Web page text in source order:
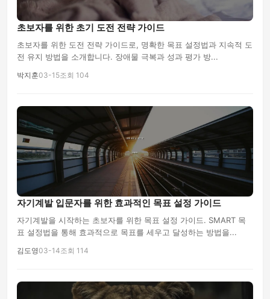
초보자를 위한 초기 도전 전략 가이드
초보자를 위한 도전 전략 가이드로, 명확한 목표 설정법과 지속적 도
전 유지 방법을 소개합니다. 장애물 극복과 성과 평가 방...
박지훈03-15조회 104
자기계발 입문자를 위한 효과적인 목표 설정 가이드
자기계발을 시작하는 초보자를 위한 목표 설정 가이드. SMART 목
표 설정법을 통해 효과적으로 목표를 세우고 달성하는 방법을...
김도영03-14조회 114